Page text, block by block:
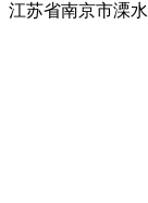
江苏省南京市溧